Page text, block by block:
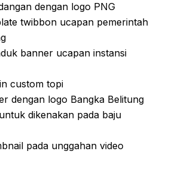
dengan logo PNG
twibbon ucapan pemerintah
banner ucapan instansi
custom topi
dengan logo Bangka Belitung
dikenakan pada baju
pada unggahan video